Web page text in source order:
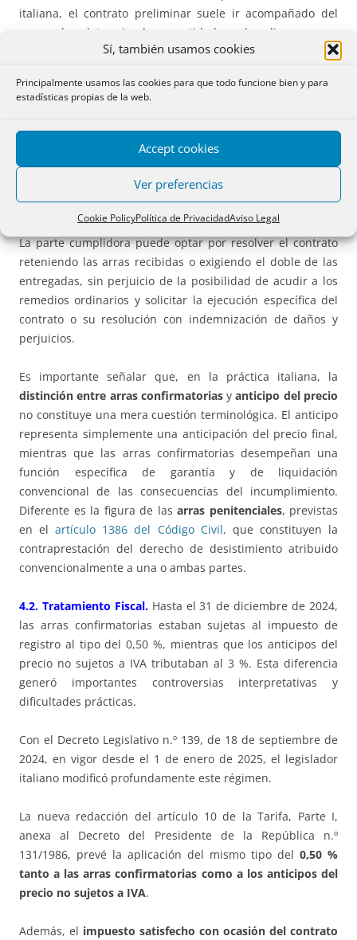
Sí, también usamos cookies
Principalmente usamos las cookies para que todo funcione bien y para
estadísticas propias de la web.
Accept cookies
Ver preferencias
Cookie PolicyPolítica de PrivacidadAviso Legal
italiana, el contrato preliminar suele ir acompañado del
pago de determinadas cantidades de dinero cuya
calificación jurídica reviste importancia tanto desde el
reguladas en elartículo 1385 del Código Civil italiano. Estas
cumplen una doble función: por un lado, refuerzan el
vínculo contractual y evidencian la seriedad del
compromiso asumido; por otro, constituyen un mecanismo
de autotutela en caso de incumplimiento.
La parte cumplidora puede optar por resolver el contrato
reteniendo las arras recibidas o exigiendo el doble de las
entregadas, sin perjuicio de la posibilidad de acudir a los
remedios ordinarios y solicitar la ejecución específica del
contrato o su resolución con indemnización de daños y
perjuicios.
Es importante señalar que, en la práctica italiana, la
distinción entre arras confirmatoriasy anticipo del precio
no constituye una mera cuestión terminológica. El anticipo
representa simplemente una anticipación del precio final,
mientras que las arras confirmatorias desempeñan una
función específica de garantía y de liquidación
convencional de las consecuencias del incumplimiento.
Diferente es la figura de las arras penitenciales, previstas
en elartículo 1386 del Código Civil, que constituyen la
contraprestación del derecho de desistimiento atribuido
convencionalmente a una o ambas partes.
4.2. Tratamiento Fiscal. Hasta el 31 de diciembre de 2024,
las arras confirmatorias estaban sujetas al impuesto de
registro al tipo del 0,50 %, mientras que los anticipos del
precio no sujetos a IVA tributaban al 3 %. Esta diferencia
generó importantes controversias interpretativas y
dificultades prácticas.
Con el Decreto Legislativo n.º 139, de 18 de septiembre de
2024, en vigor desde el 1 de enero de 2025, el legislador
italiano modificó profundamente este régimen.
La nueva redacción del artículo 10 de la Tarifa, Parte I,
anexa al Decreto del Presidente de la República n.º
131/1986, prevé la aplicación del mismo tipo del 0,50 %
tanto a las arras confirmatorias como a los anticipos del
precio no sujetos a IVA.
Además, el impuesto satisfecho con ocasión del contrato